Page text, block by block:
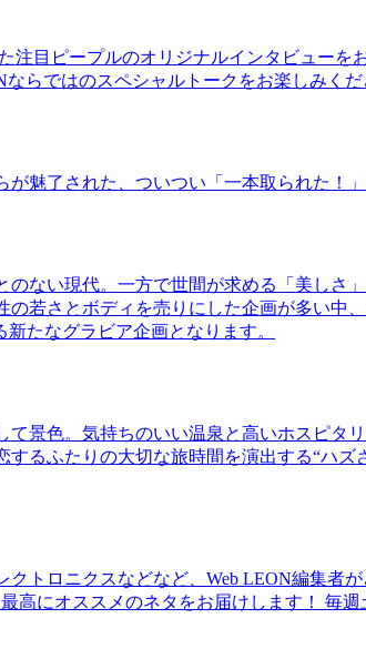
目ピープルのオリジナルインタビューを
らではのスペシャルトークをお楽しみくだ
魅了された、ついつい「一本取られた！
ない現代。一方で世間が求める「美しさ
若さとボディを売りにした企画が多い中
たなグラビア企画となります。
景色。気持ちのいい温泉と高いホスピタ
るふたりの大切な旅時間を演出する“ハ
トロニクスなどなど、Web LEON編集者
高にオススメのネタをお届けします！ 毎週